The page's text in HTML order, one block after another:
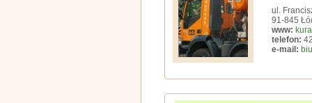
ul.
91-845
www:
telefon:
e-mail: